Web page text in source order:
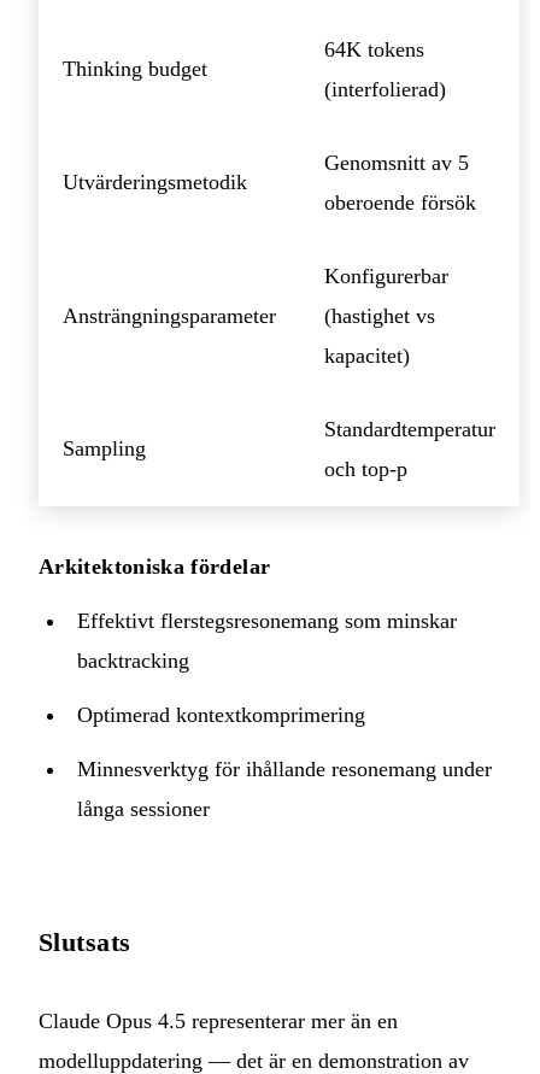
Thinking budget
64K tokens
(interfolierad)
Utvärderingsmetodik
Genomsnitt av 5
oberoende försök
Ansträngningsparameter
Konfigurerbar
(hastighet vs
kapacitet)
Sampling
Standardtemperatur
och top-p
Arkitektoniska fördelar
Effektivt flerstegsresonemang som minskar
backtracking
Optimerad kontextkomprimering
Minnesverktyg för ihållande resonemang under
långa sessioner
Slutsats
Claude Opus 4.5 representerar mer än en
modelluppdatering — det är en demonstration av